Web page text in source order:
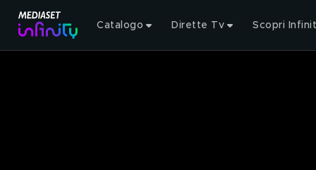
Catalogo Dirette Tv Scopri